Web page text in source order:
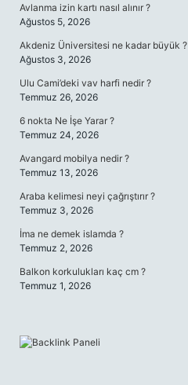
Avlanma izin kartı nasıl alınır ?
Ağustos 5, 2026
Akdeniz Üniversitesi ne kadar büyük ?
Ağustos 3, 2026
Ulu Cami’deki vav harfi nedir ?
Temmuz 26, 2026
6 nokta Ne İşe Yarar ?
Temmuz 24, 2026
Avangard mobilya nedir ?
Temmuz 13, 2026
Araba kelimesi neyi çağrıştırır ?
Temmuz 3, 2026
İma ne demek islamda ?
Temmuz 2, 2026
Balkon korkulukları kaç cm ?
Temmuz 1, 2026